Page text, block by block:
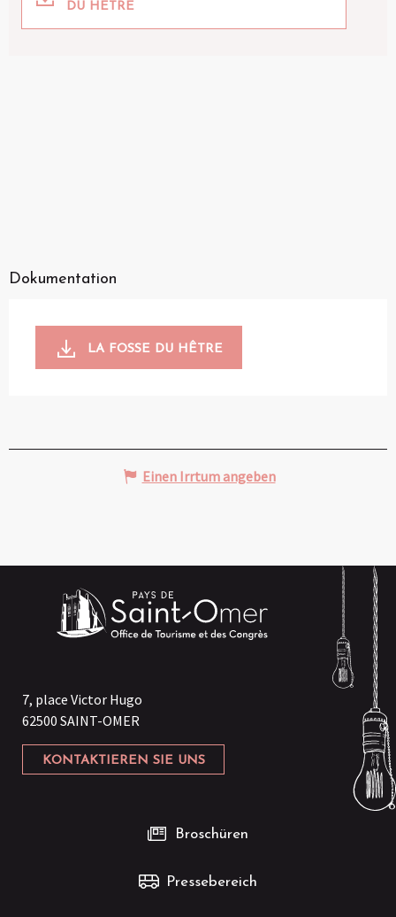
DU HÊTRE
Dokumentation
LA FOSSE DU HÊTRE
Einen Irrtum angeben
7, place Victor Hugo
62500 SAINT-OMER
KONTAKTIEREN SIE UNS
Broschüren
Pressebereich